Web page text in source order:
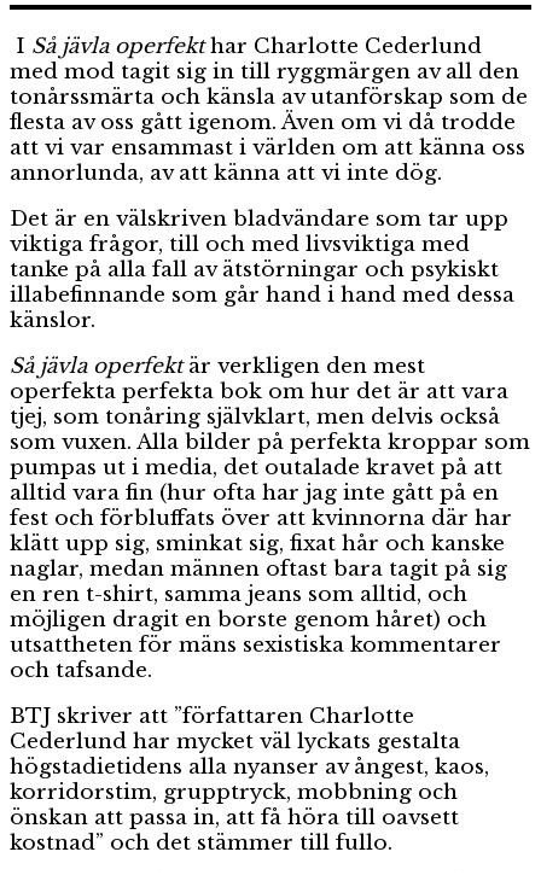
I Så jävla operfekthar Charlotte Cederlund
med mod tagit sig in till ryggmärgen av all den
tonårssmärta och känsla av utanförskap som de
flesta av oss gått igenom. Även om vi då trodde
att vi var ensammast i världen om att känna oss
annorlunda, av att känna att vi inte dög.
Det är en välskriven bladvändare som tar upp
viktiga frågor, till och med livsviktiga med
tanke på alla fall av ätstörningar och psykiskt
illabefinnande som går hand i hand med dessa
känslor.
Så jävla operfektär verkligen den mest
operfekta perfekta bok om hur det är att vara
tjej, som tonåring självklart, men delvis också
som vuxen. Alla bilder på perfekta kroppar som
pumpas ut i media, det outalade kravet på att
alltid vara fin (hur ofta har jag inte gått på en
fest och förbluffats över att kvinnorna där har
klätt upp sig, sminkat sig, fixat hår och kanske
naglar, medan männen oftast bara tagit på sig
en ren t-shirt, samma jeans som alltid, och
möjligen dragit en borste genom håret) och
utsattheten för mäns sexistiska kommentarer
och tafsande.
BTJ skriver att ”författaren Charlotte
Cederlund har mycket väl lyckats gestalta
högstadietidens alla nyanser av ångest, kaos,
korridorstim, grupptryck, mobbning och
önskan att passa in, att få höra till oavsett
kostnad” och det stämmer till fullo.